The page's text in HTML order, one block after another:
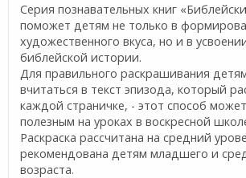
Серия познавательных книг
поможет детям не только в
художественного вкуса, но и в
библейской истории.
Для правильного раскрашивания
вчитаться в текст эпизода, который
каждой страничке, - этот способ
полезным на уроках в воскресной
Раскраска рассчитана на средний
рекомендована детям младшего и
возраста.